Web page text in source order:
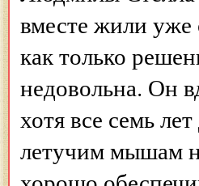
вместе жили
как только
недовольна. Он
хотя все семь
летучим мышам